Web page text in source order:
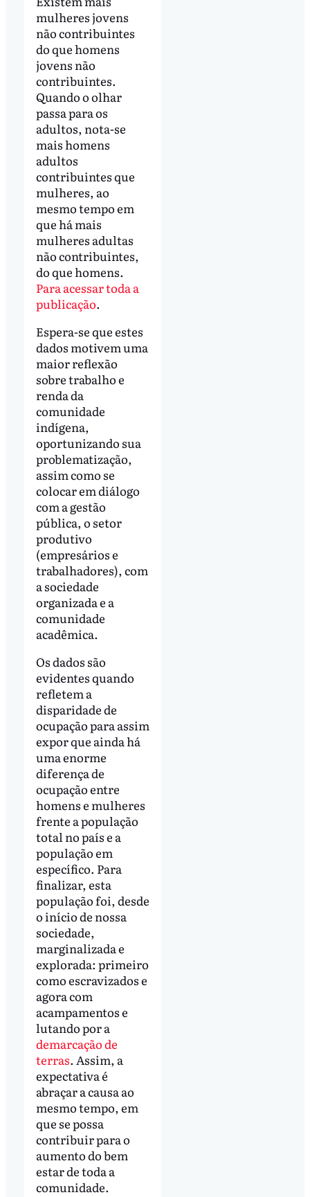
mulheres jovens
não contribuintes
do que homens
jovens não
contribuintes.
Quando o olhar
passa para os
adultos, nota-se
mais homens
adultos
contribuintes que
mulheres, ao
mesmo tempo em
que há mais
mulheres adultas
não contribuintes,
do que homens.
Para acessar toda a
publicação.
Espera-se que estes
dados motivem uma
maior reflexão
sobre trabalho e
renda da
comunidade
indígena,
oportunizando sua
problematização,
assim como se
colocar em diálogo
com a gestão
pública, o setor
produtivo
(empresários e
trabalhadores), com
a sociedade
organizada e a
comunidade
acadêmica.
Os dados são
evidentes quando
refletem a
disparidade de
ocupação para assim
expor que ainda há
uma enorme
diferença de
ocupação entre
homens e mulheres
frente a população
total no país e a
população em
específico. Para
finalizar, esta
população foi, desde
o início de nossa
sociedade,
marginalizada e
explorada: primeiro
como escravizados e
agora com
acampamentos e
lutando por a
demarcação de
terras. Assim, a
expectativa é
abraçar a causa ao
mesmo tempo, em
que se possa
contribuir para o
aumento do bem
estar de toda a
comunidade.